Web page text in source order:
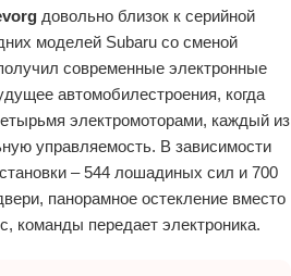
довольно близок к серийной
моделей Subaru со сменой
современные электронные
автомобилестроения, когда
электромоторами, каждый из
управляемость. В зависимости
– 544 лошадиных сил и 700
панорамное остекление вместо
команды передает электроника.